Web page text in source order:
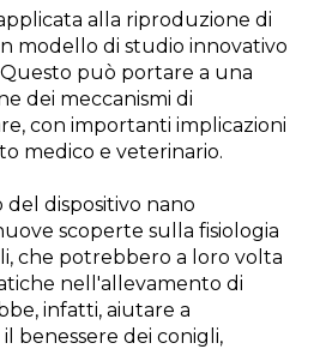
alla riproduzione di
modello di studio innovativo
può portare a una
dei meccanismi di
con importanti implicazioni
medico e veterinario.
del dispositivo nano
scoperte sulla fisiologia
che potrebbero a loro volta
nell'allevamento di
infatti, aiutare a
benessere dei conigli,